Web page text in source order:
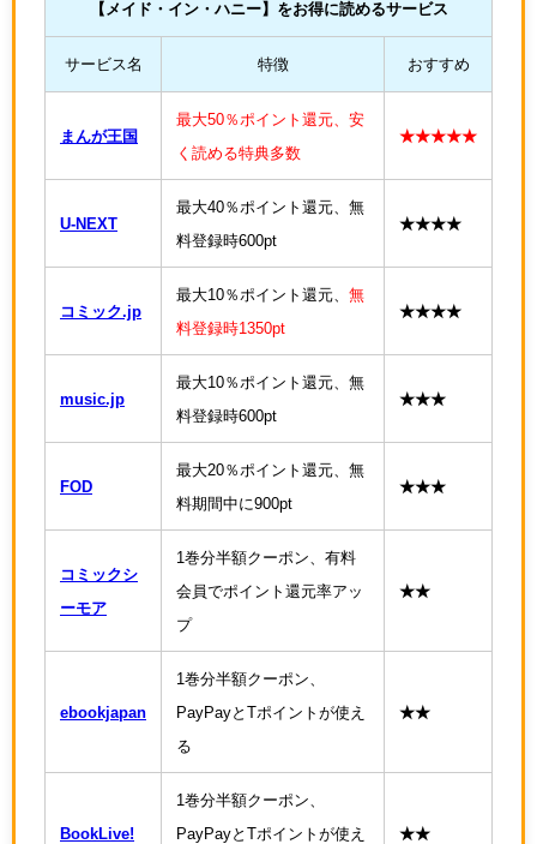
【 メイド・イン・ハニー】をお得に読めるサービス
サービス名 特徴 おすすめ
まんが王国
最大50％ポイント還元、安
く読める特典多数
★★★★★
U-NEXT
最大40％ポイント還元、無
料登録時600pt
★★★★
コミック.jp
最大10％ポイント還元、 無
料登録時1350pt
★★★★
music.jp
最大10％ポイント還元、無
料登録時600pt
★★★
FOD
最大20％ポイント還元、無
料期間中に900pt
★★★
コミックシ
ーモア
1巻分半額クーポン、有料
会員でポイント還元率アッ
プ
★★
ebookjapan
1巻分半額クーポン、
PayPayとTポイントが使え
る
★★
BookLive!
1巻分半額クーポン、
PayPayとTポイントが使え ★★